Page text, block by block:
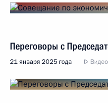
Переговоры с
21 января 2025 года